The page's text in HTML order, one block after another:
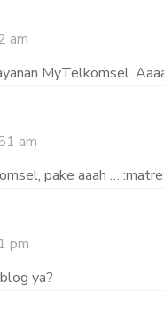
am
MyTelkomsel.
am
pake aaah … :matre:
pm
ya?